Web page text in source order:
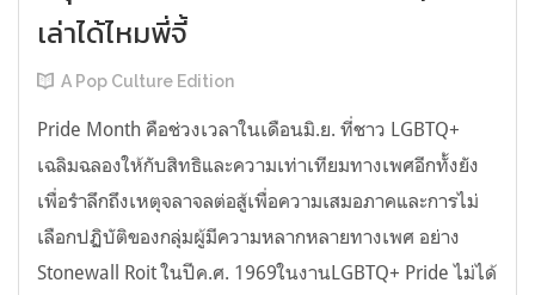
เล่าได้ไหมพี่จี้
A Pop Culture Edition
Pride Month คือช่วงเวลาในเดือนมิ.ย. ที่ชาว LGBTQ+
เฉลิมฉลองให้กับสิทธิและความเท่าเทียมทางเพศอีกทั้งยัง
เพื่อรำลึกถึงเหตุจลาจลต่อสู้เพื่อความเสมอภาคและการไม่
เลือกปฏิบัติของกลุ่มผู้มีความหลากหลายทางเพศ อย่าง
Stonewall Roit ในปีค.ศ. 1969ในงานLGBTQ+ Pride ไม่ได้